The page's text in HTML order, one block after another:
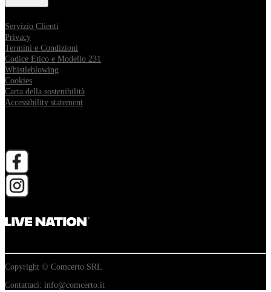
Servizio Clienti
Privacy
Termini e Condizioni
Codice Etico e Modello 231
Whistleblowing
Cookies
Carta della sostenibilità
Accessibility statement
apri in una nuova scheda
apri in una nuova scheda
Copyright © Comcerto SRL
Contattaci: info@comcerto.it